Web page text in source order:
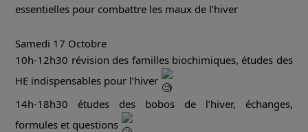
essentielles pour combattre les maux de l’hiver
Samedi 17 Octobre
10h-12h30 révision des familles biochimiques, études des
HE indispensables pour l’hiver
14h-18h30 études des bobos de l’hiver, échanges,
formules et questions